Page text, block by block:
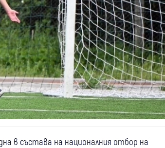
в състава на националния отбор на